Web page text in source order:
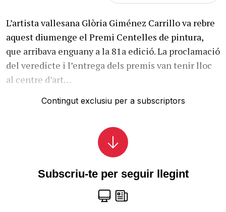
L’artista vallesana Glòria Giménez Carrillo va rebre
aquest diumenge el Premi Centelles de pintura,
que arribava enguany a la 81a edició. La proclamació
del veredicte i l’entrega dels premis van tenir lloc
al centre d’art…
Contingut exclusiu per a subscriptors